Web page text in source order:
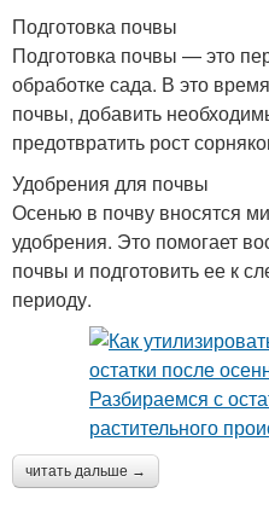
Подготовка почвы
Подготовка почвы — это
обработке сада. В это
почвы, добавить
предотвратить рост
Удобрения для почвы
Осенью в почву вносятся
удобрения. Это помогает
почвы и подготовить ее к
периоду.
читать дальше →